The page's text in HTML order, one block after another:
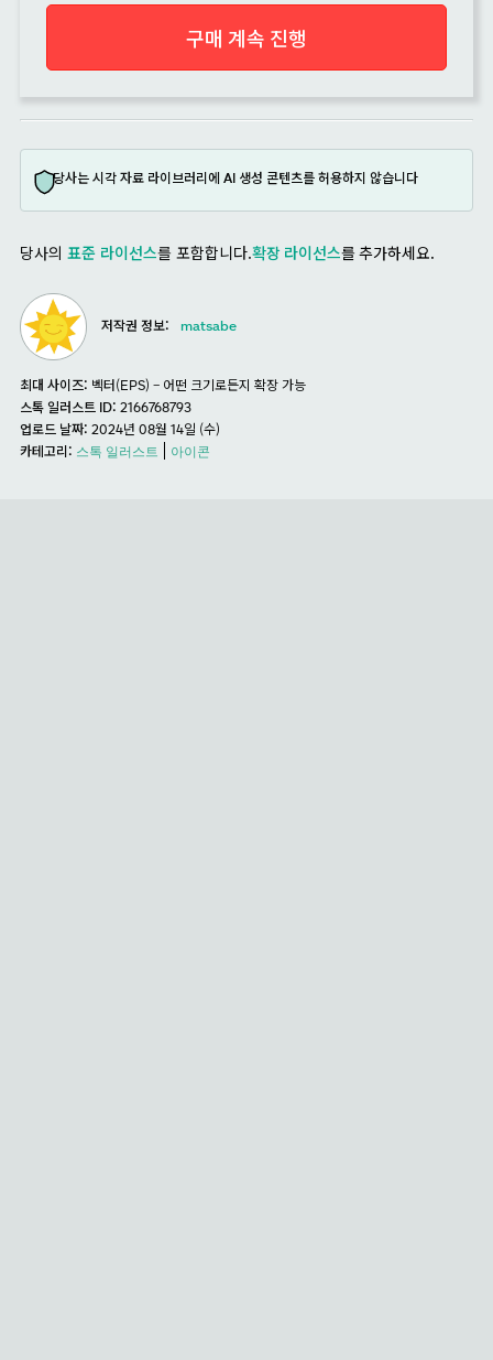
구매 계속 진행
당사는 시각 자료 라이브러리에 AI 생성 콘텐츠를 허용하지 않습니다
당사의 표준 라이선스를 포함합니다.확장 라이선스를 추가하세요.
저작권 정보: matsabe
최대 사이즈: 벡터(EPS) – 어떤 크기로든지 확장 가능
스톡 일러스트 ID: 2166768793
업로드 날짜: 2024년 08월 14일 (수)
카테고리: 스톡 일러스트 아이콘